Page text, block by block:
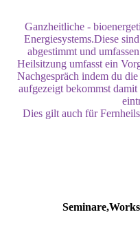
Ganzheitliche -
Energiesystems.Diese
abgestimmt und
Heilsitzung umfasst ein
Nachgespräch indem du
aufgezeigt bekommst
Dies gilt auch für